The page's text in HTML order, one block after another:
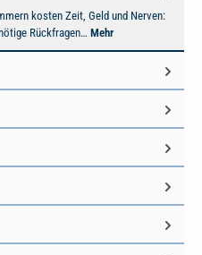
kosten Zeit, Geld und Nerven:
Rückfragen… Mehr